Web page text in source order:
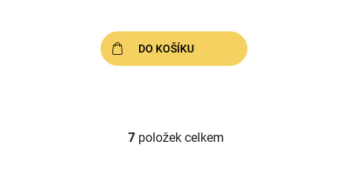
DO KOŠÍKU
O
7 položek celkem